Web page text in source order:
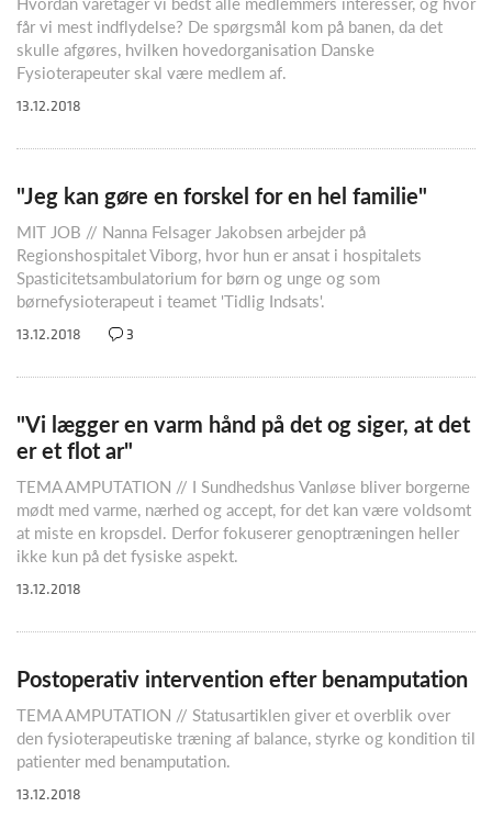
får vi mest indflydelse? De spørgsmål kom på banen, da det
skulle afgøres, hvilken hovedorganisation Danske
Fysioterapeuter skal være medlem af.
13.12.2018
"Jeg kan gøre en forskel for en hel familie"
MIT JOB // Nanna Felsager Jakobsen arbejder på
Regionshospitalet Viborg, hvor hun er ansat i hospitalets
Spasticitetsambulatorium for børn og unge og som
børnefysioterapeut i teamet 'Tidlig Indsats'.
13.12.2018 3
"Vi lægger en varm hånd på det og siger, at det
er et flot ar"
TEMA AMPUTATION // I Sundhedshus Vanløse bliver borgerne
mødt med varme, nærhed og accept, for det kan være voldsomt
at miste en kropsdel. Derfor fokuserer genoptræningen heller
ikke kun på det fysiske aspekt.
13.12.2018
Postoperativ intervention efter benamputation
TEMA AMPUTATION // Statusartiklen giver et overblik over
den fysioterapeutiske træning af balance, styrke og kondition til
patienter med benamputation.
13.12.2018